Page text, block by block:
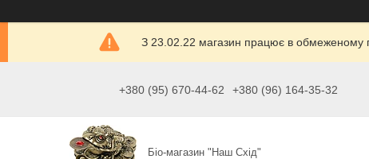
З 23.02.22 магазин працює в обмеженому
+380 (95) 670-44-62 +380 (96) 164-35-32
Біо-магазин "Наш Схід"